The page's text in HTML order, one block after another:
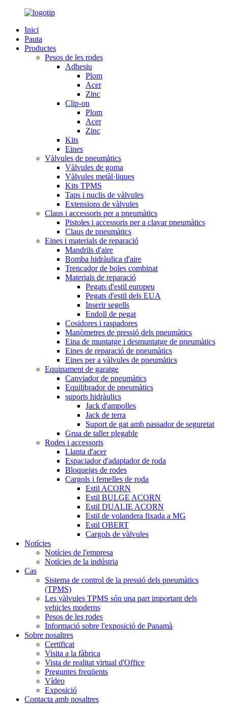
Inici
Pauta
Productes
Pesos de les rodes
Adhesiu
Plom
Acer
Zinc
Clip-on
Plom
Acer
Zinc
Kits
Eines
Vàlvules de pneumàtics
Vàlvules de goma
Vàlvules metàl·liques
Kits TPMS
Taps i nuclis de vàlvules
Extensions de vàlvules
Claus i accessoris per a pneumàtics
Pistoles i accessoris per a clavar pneumàtics
Claus de pneumàtics
Eines i materials de reparació
Mandrils d'aire
Bomba hidràulica d'aire
Trencador de boles combinat
Materials de reparació
Pegats d'estil europeu
Pegats d'estil dels EUA
Inserir segells
Endoll de pegat
Cosidores i raspadores
Manòmetres de pressió dels pneumàtics
Eina de muntatge i desmuntatge de pneumàtics
Eines de reparació de pneumàtics
Eines per a vàlvules de pneumàtics
Equipament de garatge
Canviador de pneumàtics
Equilibrador de pneumàtics
suports hidràulics
Jack d'ampolles
Jack de terra
Suport de gat amb passador de seguretat
Grua de taller plegable
Rodes i accessoris
Llanta d'acer
Espaciador d'adaptador de roda
Bloqueigs de rodes
Cargols i femelles de roda
Estil ACORN
Estil BULGE ACORN
Estil DUALIE ACORN
Estil de volandera fixada a MG
Estil OBERT
Cargols de vàlvules
Notícies
Notícies de l'empresa
Notícies de la indústria
Cas
Sistema de control de la pressió dels pneumàtics
(TPMS)
Les vàlvules TPMS són una part important dels
vehicles moderns
Pesos de les rodes
Informació sobre l'exposició de Panamà
Sobre nosaltres
Certificat
Visita a la fàbrica
Vista de realitat virtual d'Office
Preguntes freqüents
Vídeo
Exposició
Contacta amb nosaltres